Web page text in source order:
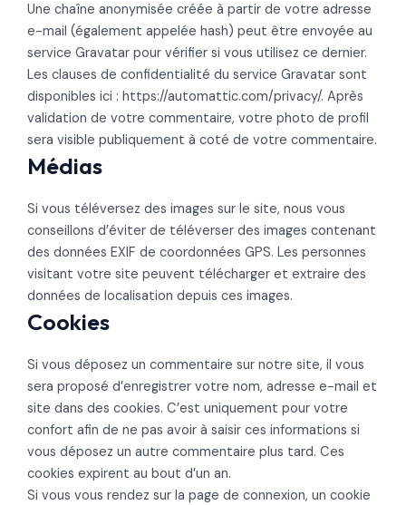
Une chaîne anonymisée créée à partir de votre adresse
e-mail (également appelée hash) peut être envoyée au
service Gravatar pour vérifier si vous utilisez ce dernier.
Les clauses de confidentialité du service Gravatar sont
disponibles ici : https://automattic.com/privacy/. Après
validation de votre commentaire, votre photo de profil
sera visible publiquement à coté de votre commentaire.
Médias
Si vous téléversez des images sur le site, nous vous
conseillons d’éviter de téléverser des images contenant
des données EXIF de coordonnées GPS. Les personnes
visitant votre site peuvent télécharger et extraire des
données de localisation depuis ces images.
Cookies
Si vous déposez un commentaire sur notre site, il vous
sera proposé d’enregistrer votre nom, adresse e-mail et
site dans des cookies. C’est uniquement pour votre
confort afin de ne pas avoir à saisir ces informations si
vous déposez un autre commentaire plus tard. Ces
cookies expirent au bout d’un an.
Si vous vous rendez sur la page de connexion, un cookie